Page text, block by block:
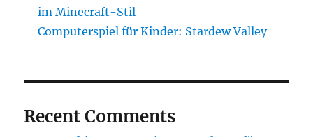
im Minecraft-Stil
Computerspiel für Kinder: Stardew Valley
Recent Comments